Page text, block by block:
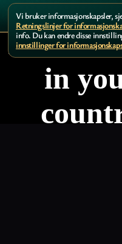
Vi bruker informasjonskapsler,
Retningslinjer for
info. Du kan endre disse
innstillinger for